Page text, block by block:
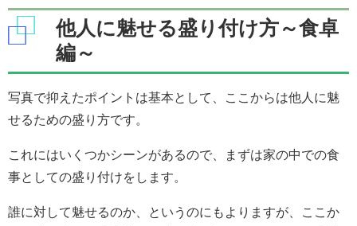
他人に魅せる盛り付け方～食卓
編～
写真で抑えたポイントは基本として、ここからは他人に魅
せるための盛り方です。
これにはいくつかシーンがあるので、まずは家の中での食
事としての盛り付けをします。
誰に対して魅せるのか、というのにもよりますが、ここか